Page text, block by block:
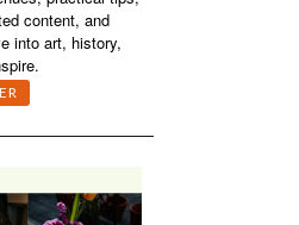
content, and
into art, history,